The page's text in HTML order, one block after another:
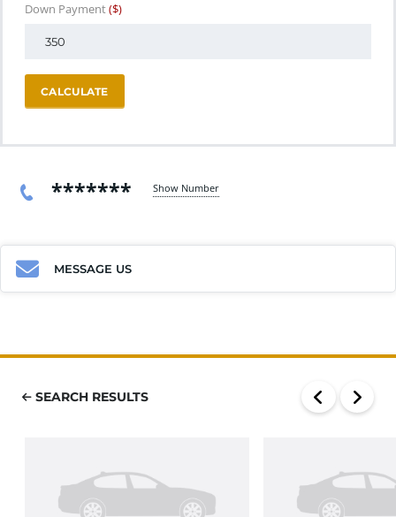
Down Payment($)
CALCULATE
******* Show Number
MESSAGE US
SEARCH RESULTS